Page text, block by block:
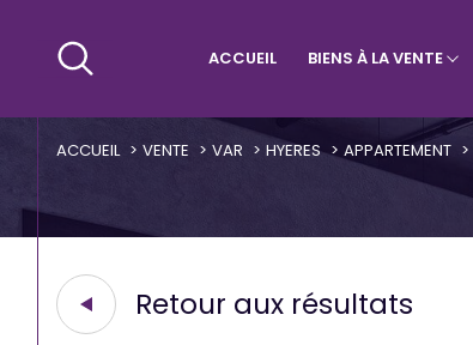
ACCUEIL BIENS À LA VENTE
ACCUEIL VENTE VAR HYERES APPARTEMENT
Retour aux résultats